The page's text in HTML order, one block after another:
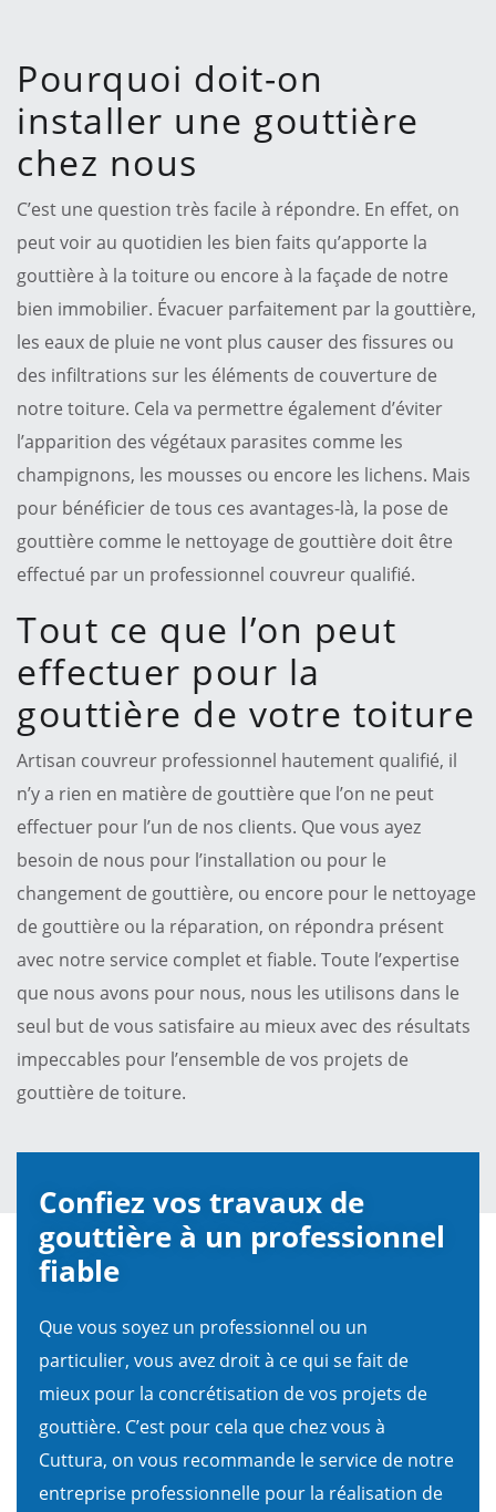
Pourquoi doit-on
installer une gouttière
chez nous
C’est une question très facile à répondre. En effet, on
peut voir au quotidien les bien faits qu’apporte la
gouttière à la toiture ou encore à la façade de notre
bien immobilier. Évacuer parfaitement par la gouttière,
les eaux de pluie ne vont plus causer des fissures ou
des infiltrations sur les éléments de couverture de
notre toiture. Cela va permettre également d’éviter
l’apparition des végétaux parasites comme les
champignons, les mousses ou encore les lichens. Mais
pour bénéficier de tous ces avantages-là, la pose de
gouttière comme le nettoyage de gouttière doit être
effectué par un professionnel couvreur qualifié.
Tout ce que l’on peut
effectuer pour la
gouttière de votre toiture
Artisan couvreur professionnel hautement qualifié, il
n’y a rien en matière de gouttière que l’on ne peut
effectuer pour l’un de nos clients. Que vous ayez
besoin de nous pour l’installation ou pour le
changement de gouttière, ou encore pour le nettoyage
de gouttière ou la réparation, on répondra présent
avec notre service complet et fiable. Toute l’expertise
que nous avons pour nous, nous les utilisons dans le
seul but de vous satisfaire au mieux avec des résultats
impeccables pour l’ensemble de vos projets de
gouttière de toiture.
Confiez vos travaux de
gouttière à un professionnel
fiable
Que vous soyez un professionnel ou un
particulier, vous avez droit à ce qui se fait de
mieux pour la concrétisation de vos projets de
gouttière. C’est pour cela que chez vous à
Cuttura, on vous recommande le service de notre
entreprise professionnelle pour la réalisation de